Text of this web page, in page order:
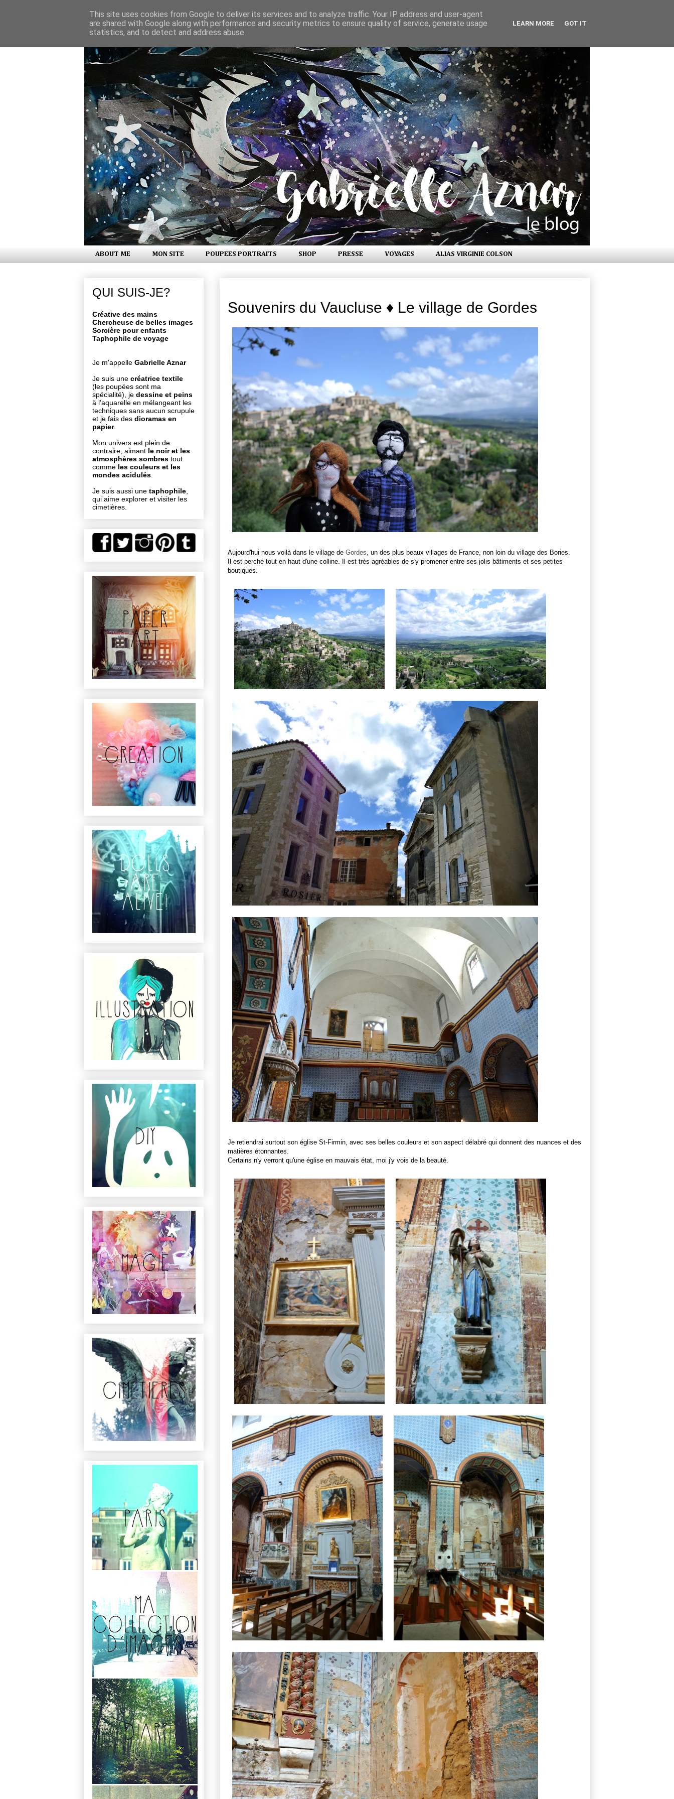
ABOUT ME MON SITE POUPEES PORTRAITS SHOP PRESSE VOYAGES ALIAS VIRGINIE COLSON
Souvenirs du Vaucluse ♦ Le village de Gordes
Aujourd'hui nous voilà dans le village de Gordes , un des plus beaux villages de France, non loin du village des Bories.
Il est perché tout en haut d'une colline. Il est très agréables de s'y promener entre ses jolis bâtiments et ses petites
boutiques.
Je retiendrai surtout son église St-Firmin, avec ses belles couleurs et son aspect délabré qui donnent des nuances et des
matières étonnantes.
Certains n'y verront qu'une église en mauvais état, moi j'y vois de la beauté.
QUI SUIS-JE?
Créative des mains
Chercheuse de belles images
Sorcière pour enfants
Taphophile de voyage
Je m'appelle Gabrielle Aznar
Je suis une créatrice textile
(les poupées sont ma
spécialité), je dessine et peins
à l'aquarelle en mélangeant les
techniques sans aucun scrupule
et je fais des dioramas en
papier.
Mon univers est plein de
contraire, aimant le noir et les
atmosphères sombres tout
comme les couleurs et les
mondes acidulés
Je suis aussi une taphophile
qui aime explorer et visiter les
cimetières.
This site uses cookies from Google to deliver its services and to analyze traffic. Your IP address and user-agent
are shared with Google along with performance and security metrics to ensure quality of service, generate usage
statistics, and to detect and address abuse.
LEARN MORE GOT IT